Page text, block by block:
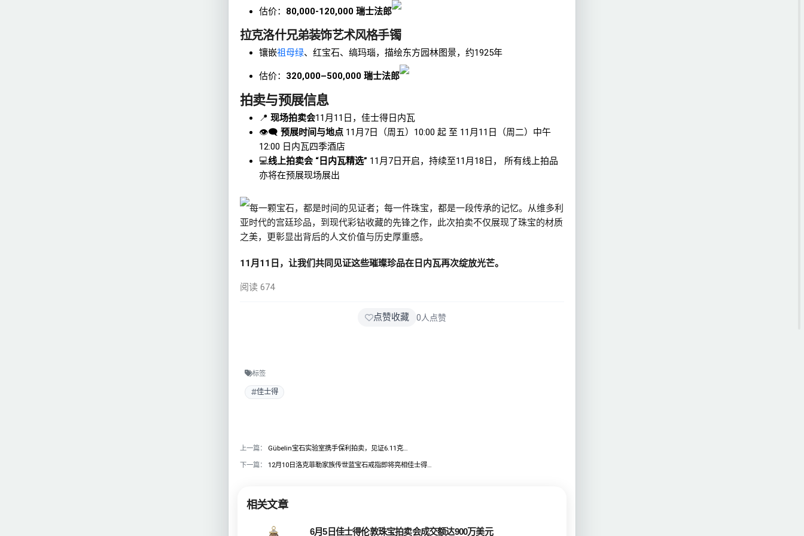
估价： 80,000-120,000 瑞士法郎
拉克洛什兄弟装饰艺术风格手镯
镶嵌祖母绿、红宝石、缟玛瑙，描绘东方园林图景，约1925年
估价： 320,000–500,000 瑞士法郎
拍卖与预展信息
📍 现场拍卖会11月11日，佳士得日内瓦
👁‍🗨 预展时间与地点 11月7日（周五）10:00 起 至 11月11日（周二）中午
12:00 日内瓦四季酒店
💻线上拍卖会 “日内瓦精选” 11月7日开启，持续至11月18日， 所有线上拍品
亦将在预展现场展出
每一颗宝石，都是时间的见证者；每一件珠宝，都是一段传承的记忆。从维多利
亚时代的宫廷珍品，到现代彩钻收藏的先锋之作，此次拍卖不仅展现了珠宝的材质
之美，更彰显出背后的人文价值与历史厚重感。
11月11日，让我们共同见证这些璀璨珍品在日内瓦再次绽放光芒。
阅读 674
点赞收藏 0人点赞
标签
佳士得
上一篇：
Gübelin宝石实验室携手保利拍卖，见证6.11克…
下一篇：
12月10日洛克菲勒家族传世蓝宝石戒指即将亮相佳士得…
相关文章
6月5日佳士得伦敦珠宝拍卖会成交额达900万美元